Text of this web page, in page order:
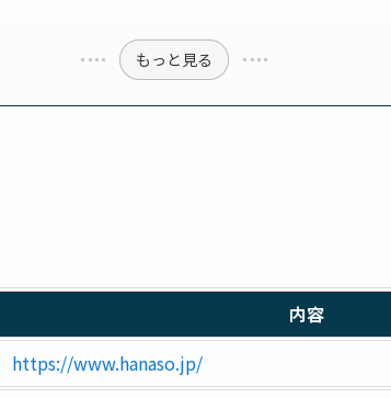
もっと見る
内容
https://www.hanaso.jp/